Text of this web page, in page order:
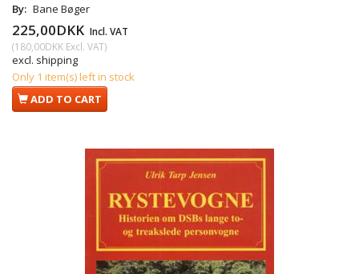
By: Bane Bøger
225,00DKK Incl. VAT
(180,00DKK Excl. VAT)
excl. shipping
Only 1 item(s) left in stock
ADD TO CART